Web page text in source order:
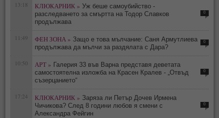
13:18 КЛЮКАРНИК » Уж беше самоубийство -
разследването за смъртта на Тодор Славков
продължава
0
11:49 ФЕН ЗОНА » Защо е това мълчание: Саня Армутлиева
продължава да мълчи за раздялата с Дара?
0
10:50 АРТ » Галерия 33 във Варна представя деветата
самостоятелна изложба на Красен Кралев - „Отвъд
съзерцанието“
0
17:24 КЛЮКАРНИК » Заряза ли Петър Дочев Ирмена
Чичикова? След 8 години любов я смени с
Александра Фейгин
0